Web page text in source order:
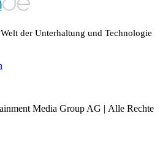
der Unterhaltung und Technologie
Media Group AG | Alle Rechte